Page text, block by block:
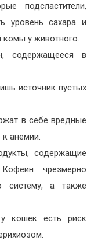
подсластители,
уровень сахара и
комы у животного.
содержащееся в
источник пустых
в себе вредные
анемии.
содержащие
чрезмерно
систему, а также
кошек есть риск